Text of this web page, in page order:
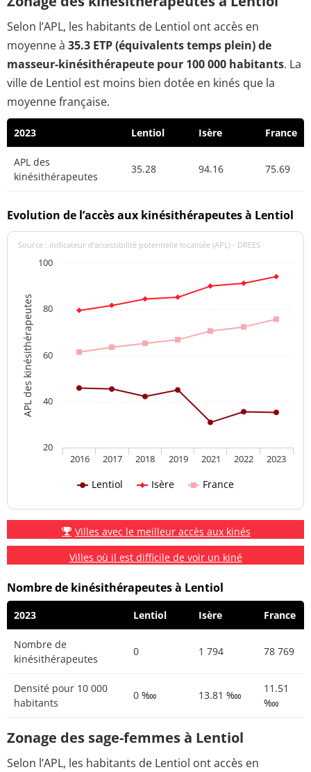
Selon l’APL, les habitants de Lentiol ont accès en
moyenne à 35.3 ETP (équivalents temps plein) de
masseur-kinésithérapeute pour 100 000 habitants. La
ville de Lentiol est moins bien dotée en kinés que la
moyenne française.
2023 Lentiol Isère France
APL des
kinésithérapeutes
35.28 94.16 75.69
Evolution de l’accès aux kinésithérapeutes à Lentiol
APL des kinésithérapeutes
Source : indicateur d’accessibilité potentielle localisée (APL) - DREES
Lentiol Isère France
2016 2017 2018 2019 2021 2022 2023
20
40
60
80
100
Villes avec le meilleur accès aux kinés
Villes où il est difficile de voir un kiné
Nombre de kinésithérapeutes à Lentiol
2023 Lentiol Isère France
Nombre de
kinésithérapeutes
0 1 794 78 769
Densité pour 10 000
habitants
0 ‱ 13.81 ‱
11.51
‱
Zonage des sage-femmes à Lentiol
Selon l’APL, les habitants de Lentiol ont accès en